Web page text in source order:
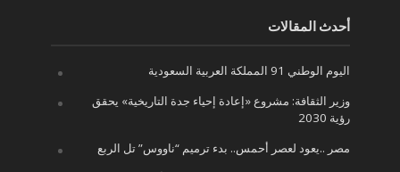
أحدث المقالات
اليوم الوطني 91 المملكة العربية السعودية
وزير الثقافة: مشروع «إعادة إحياء جدة التاريخية» يحقق
رؤية 2030
مصر ..يعود لعصر أحمس.. بدء ترميم “ناووس” تل الربع